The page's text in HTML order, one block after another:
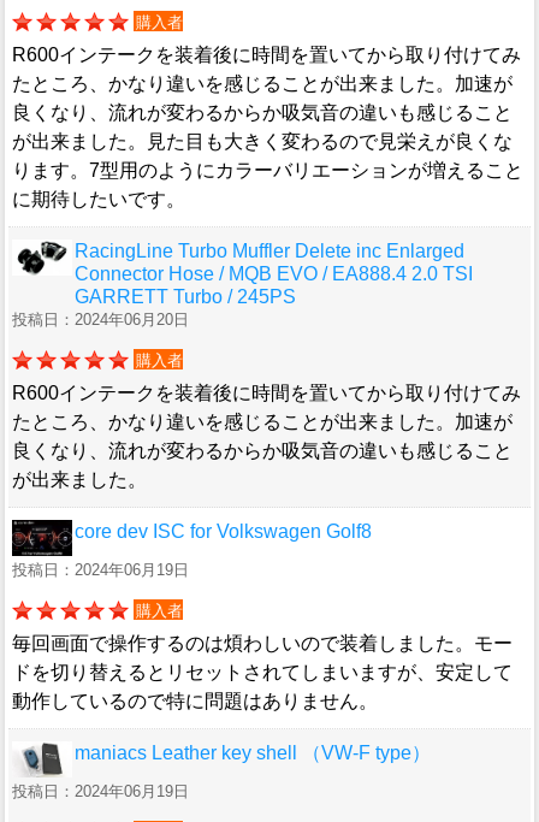
購入者
R600インテークを装着後に時間を置いてから取り付けてみ
たところ、かなり違いを感じることが出来ました。加速が
良くなり、流れが変わるからか吸気音の違いも感じること
が出来ました。見た目も大きく変わるので見栄えが良くな
ります。7型用のようにカラーバリエーションが増えること
に期待したいです。
RacingLine Turbo Muffler Delete inc Enlarged
Connector Hose / MQB EVO / EA888.4 2.0 TSI
GARRETT Turbo / 245PS
投稿日：2024年06月20日
購入者
R600インテークを装着後に時間を置いてから取り付けてみ
たところ、かなり違いを感じることが出来ました。加速が
良くなり、流れが変わるからか吸気音の違いも感じること
が出来ました。
core dev ISC for Volkswagen Golf8
投稿日：2024年06月19日
購入者
毎回画面で操作するのは煩わしいので装着しました。モー
ドを切り替えるとリセットされてしまいますが、安定して
動作しているので特に問題はありません。
maniacs Leather key shell （VW-F type）
投稿日：2024年06月19日